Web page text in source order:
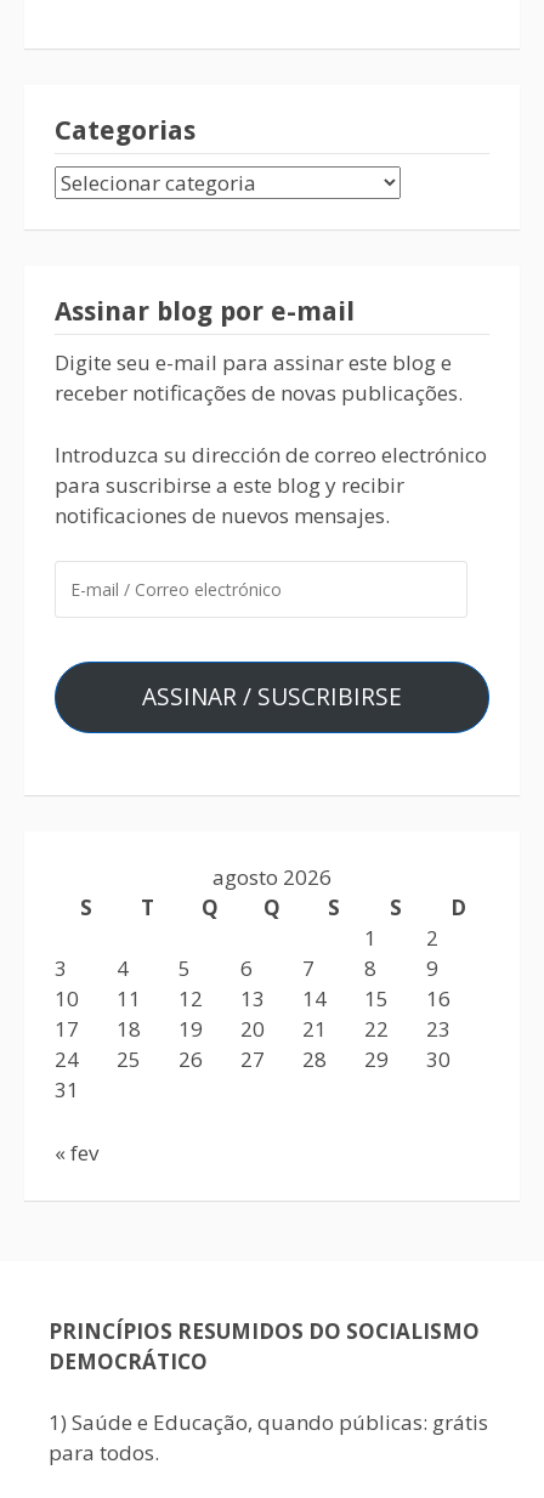
Categorias
Assinar blog por e-mail
Digite seu e-mail para assinar este blog e
receber notificações de novas publicações.
Introduzca su dirección de correo electrónico
para suscribirse a este blog y recibir
notificaciones de nuevos mensajes.
ASSINAR / SUSCRIBIRSE
agosto 2026
S
T Q Q S S
D
1
2
3
4 5 6 7 8
9
10
11 12 13 14 15
16
17
18 19 20 21 22
23
24
25 26 27 28 29
30
31
« fev
PRINCÍPIOS RESUMIDOS DO SOCIALISMO
DEMOCRÁTICO
1) Saúde e Educação, quando públicas: grátis
para todos.